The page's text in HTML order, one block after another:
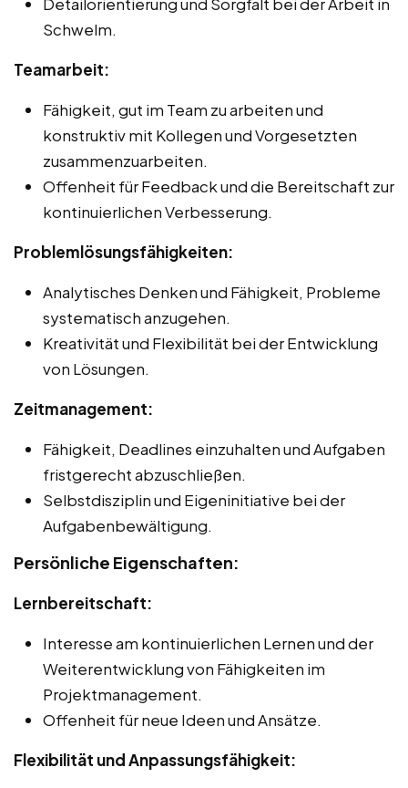
Schwelm.
Teamarbeit:
Fähigkeit, gut im Team zu arbeiten und
konstruktiv mit Kollegen und Vorgesetzten
zusammenzuarbeiten.
Offenheit für Feedback und die Bereitschaft zur
kontinuierlichen Verbesserung.
Problemlösungsfähigkeiten:
Analytisches Denken und Fähigkeit, Probleme
systematisch anzugehen.
Kreativität und Flexibilität bei der Entwicklung
von Lösungen.
Zeitmanagement:
Fähigkeit, Deadlines einzuhalten und Aufgaben
fristgerecht abzuschließen.
Selbstdisziplin und Eigeninitiative bei der
Aufgabenbewältigung.
Persönliche Eigenschaften:
Lernbereitschaft:
Interesse am kontinuierlichen Lernen und der
Weiterentwicklung von Fähigkeiten im
Projektmanagement.
Offenheit für neue Ideen und Ansätze.
Flexibilität und Anpassungsfähigkeit: